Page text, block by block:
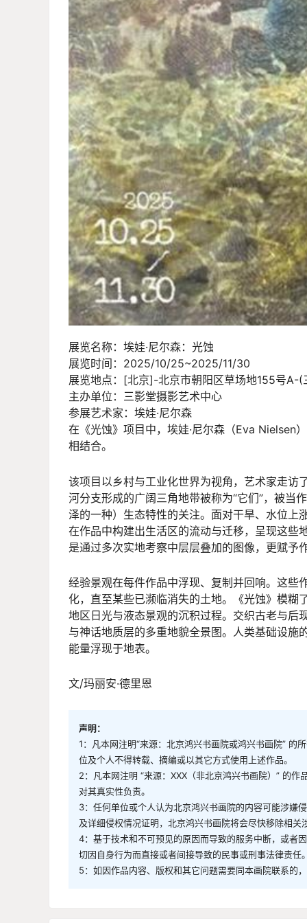
展览名称：埃娃·尼尔森：光蚀
展览时间：2025/10/25~2025/11/30
展览地点：[北京]-北京市朝阳区草场地155号A-(
主办单位：三影堂摄影艺术中心
参展艺术家：埃娃·尼尔森
在《光蚀》项目中，埃娃·尼尔森（Eva Nielsen
相结合。
该项目以乡村与工业化世界为视角，艺术家走访
河分支形成的广阔三角地带被称为“它们”，被当
泽的一种）生态特性的关注。面对干旱、水位上
在作品中构建出生活区的流动与迁移，呈现这些
是通过多次实地考察中层层叠加的图像，更赋予
经验景观在每件作品中浮现、复制并回响。这些
化，直至某些已濒临消失的土地。《光蚀》模糊
地区日光与液态景观的沉积过程。交织古老与后
与神话地质层的多重地貌全景图。人类基础设施
能量浮现于地表。
文/玛丽安·德里恩
声明：
1：凡本网注明“来源：北京鸿兴书画院或鸿兴书画院” 的
位及个人不得转载、摘编或以其它方式使用上述作品。
2：凡本网注明 “来源：XXX（非北京鸿兴书画院）” 的
对其真实性负责。
3：任何单位或个人认为北京鸿兴书画院的内容可能涉嫌
及详细侵权情况证明，北京鸿兴书画院将会尽快移除相关
4：基于技术和不可预见的原因而导致的服务中断，或者
切因自身行为而直接或者间接导致的民事或刑事法律责任
5：如因作品内容、版权和其它问题需要同本画院联系的